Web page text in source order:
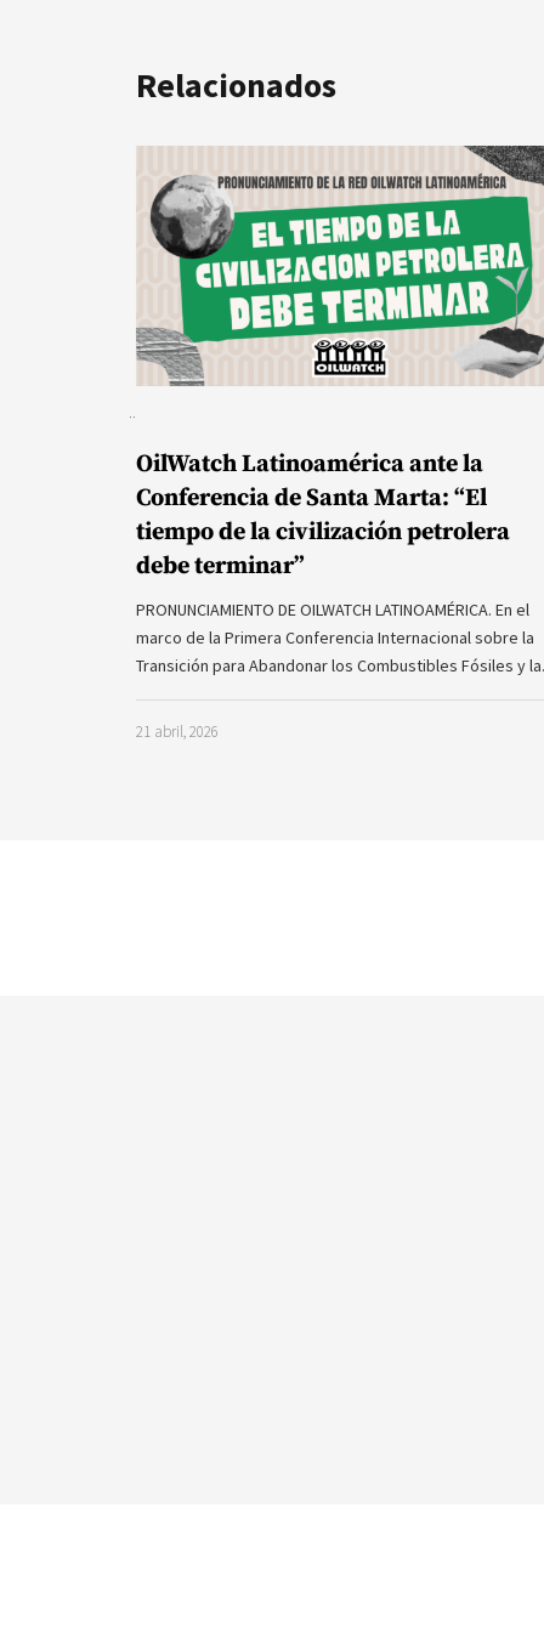
Relacionados
OilWatch Latinoamérica ante la
Conferencia de Santa Marta: “El
tiempo de la civilización petrolera
debe terminar”
PRONUNCIAMIENTO DE OILWATCH LATINOAMÉRICA. En el
marco de la Primera Conferencia Internacional sobre la
Transición para Abandonar los Combustibles Fósiles y
21 abril, 2026